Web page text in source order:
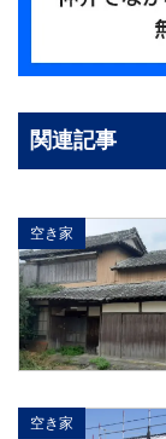
関連記事
空き家
空き家